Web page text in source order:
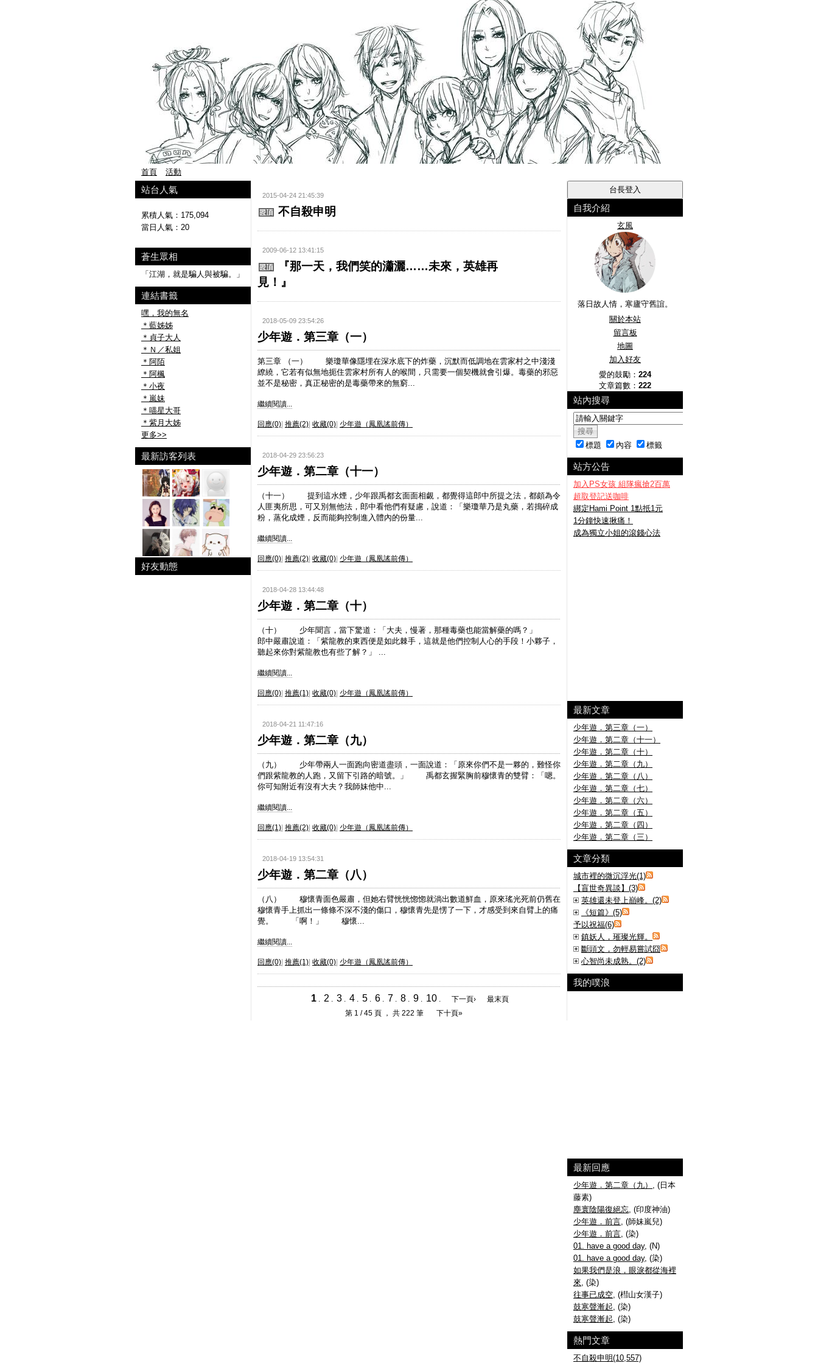
首頁 活動
2015-04-24 21:45:39
不自殺申明
2009-06-12 13:41:15
『那一天，我們笑的瀟灑……未來，英雄再
見！』
2018-05-09 23:54:26
少年遊．第三章（一）
第三章 （一） 樂瓊華像隱埋在深水底下的炸藥，沉默而低調地在雲家村之中淺淺
繚繞，它若有似無地扼住雲家村所有人的喉間，只需要一個契機就會引爆。毒藥的邪惡
並不是秘密，真正秘密的是毒藥帶來的無窮...
繼續閱讀...
回應(0) 推薦(2) 收藏(0) 少年遊（鳳凰謠前傳）
2018-04-29 23:56:23
少年遊．第二章（十一）
（十一） 提到這水煙，少年跟禹都玄面面相覷，都覺得這郎中所提之法，都頗為令
人匪夷所思，可又別無他法，郎中看他們有疑慮，說道：「樂瓊華乃是丸藥，若搗碎成
粉，蒸化成煙，反而能夠控制進入體內的份量...
繼續閱讀...
回應(0) 推薦(2) 收藏(0) 少年遊（鳳凰謠前傳）
2018-04-28 13:44:48
少年遊．第二章（十）
（十） 少年聞言，當下驚道：「大夫，慢著，那種毒藥也能當解藥的嗎？」
郎中嚴肅說道：「紫龍教的東西便是如此棘手，這就是他們控制人心的手段！小夥子，
聽起來你對紫龍教也有些了解？」 ...
繼續閱讀...
回應(0) 推薦(1) 收藏(0) 少年遊（鳳凰謠前傳）
2018-04-21 11:47:16
少年遊．第二章（九）
（九） 少年帶兩人一面跑向密道盡頭，一面說道：「原來你們不是一夥的，難怪你
們跟紫龍教的人跑，又留下引路的暗號。」 禹都玄握緊胸前穆懷青的雙臂：「嗯。
你可知附近有沒有大夫？我師妹他中...
繼續閱讀...
回應(1) 推薦(2) 收藏(0) 少年遊（鳳凰謠前傳）
2018-04-19 13:54:31
少年遊．第二章（八）
（八） 穆懷青面色嚴肅，但她右臂恍恍惚惚就淌出數道鮮血，原來瑤光死前仍舊在
穆懷青手上抓出一條條不深不淺的傷口，穆懷青先是愣了一下，才感受到來自臂上的痛
覺。 「啊！」 穆懷...
繼續閱讀...
回應(0) 推薦(1) 收藏(0) 少年遊（鳳凰謠前傳）
1 . 2 . 3 . 4 . 5 . 6 . 7 . 8 . 9 . 10 . 下一頁›
最末頁
第 1 / 45 頁 ， 共 222 筆
下十頁»
自我介紹
玄風
落日故人情，寒廬守舊誼。
關於本站
留言板
地圖
加入好友
愛的鼓勵： 224
文章篇數： 222
站內搜尋
標題 內容 標籤
站方公告
加入PS女孩 組隊瘋搶2百萬
超取登記送咖啡
綁定Hami Point 1點抵1元
1分鐘快速揪痛！
成為獨立小姐的滾錢心法
最新文章
少年遊．第三章（一）
少年遊．第二章（十一）
少年遊．第二章（十）
少年遊．第二章（九）
少年遊．第二章（八）
少年遊．第二章（七）
少年遊．第二章（六）
少年遊．第二章（五）
少年遊．第二章（四）
少年遊．第二章（三）
文章分類
城市裡的微沉浮光(1)
【盲世奇異談】(3)
英雄還未登上巔峰。(2)
《短篇》(5)
予以祝福(6)
鎮妖人，璀璨光輝。
斷頭文，勿輕易嘗試囧
心智尚未成熟。(2)
我的噗浪
最新回應
少年遊．第二章（九） , (日本
藤素)
塵寰陰陽復絕忘, (印度神油)
少年遊．前言, (師妹嵐兒)
少年遊．前言, (染)
01. have a good day, (N)
01. have a good day, (染)
如果我們是浪，眼淚都從海裡
來, (染)
往事已成空, (槥山女漢子)
鼓寒聲漸起, (染)
鼓寒聲漸起, (染)
熱門文章
不自殺申明(10,557)
站台人氣
累積人氣： 175,094
當日人氣： 20
蒼生眾相
「江湖，就是騙人與被騙。」
連結書籤
嘿，我的無名
＊藍姊姊
＊貞子大人
＊Ｎ／私姐
＊阿陌
＊阿楓
＊小夜
＊嵐妹
＊喵星大哥
＊紫月大姊
更多>>
最新訪客列表
好友動態